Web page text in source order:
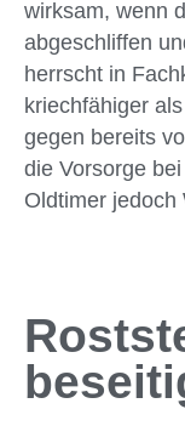
wirksam, wenn
abgeschliffen
herrscht in
kriechfähiger
gegen bereits
die Vorsorge
Oldtimer jedoch